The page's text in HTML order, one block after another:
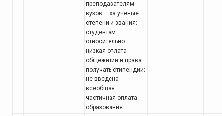
преподавателям
вузов — за ученые
степени и звания;
студентам —
относительно
низкая оплата
общежитий и права
получать стипендии;
не введена
всеобщая
частичная оплата
образования